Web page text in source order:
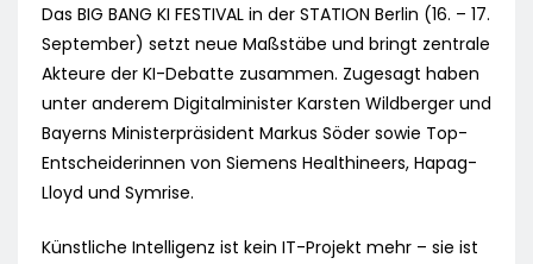
Das BIG BANG KI FESTIVAL in der STATION Berlin (16. – 17.
September) setzt neue Maßstäbe und bringt zentrale
Akteure der KI-Debatte zusammen. Zugesagt haben
unter anderem Digitalminister Karsten Wildberger und
Bayerns Ministerpräsident Markus Söder sowie Top-
Entscheiderinnen von Siemens Healthineers, Hapag-
Lloyd und Symrise.
Künstliche Intelligenz ist kein IT-Projekt mehr – sie ist